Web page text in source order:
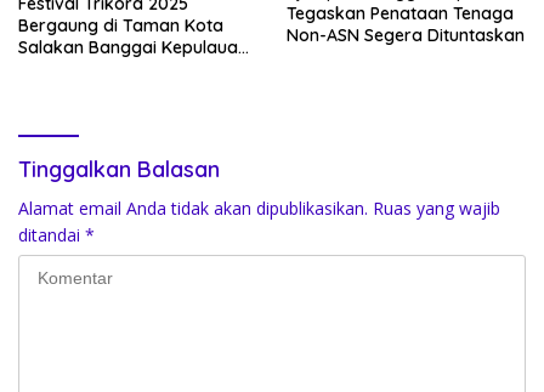
Bergaung di Taman Kota
Salakan Banggai Kepulauan:
Budaya
Tegaskan Penataan Tenaga
Non-ASN Segera Dituntaskan
Tinggalkan Balasan
Alamat email Anda tidak akan dipublikasikan. Ruas yang wajib
ditandai *